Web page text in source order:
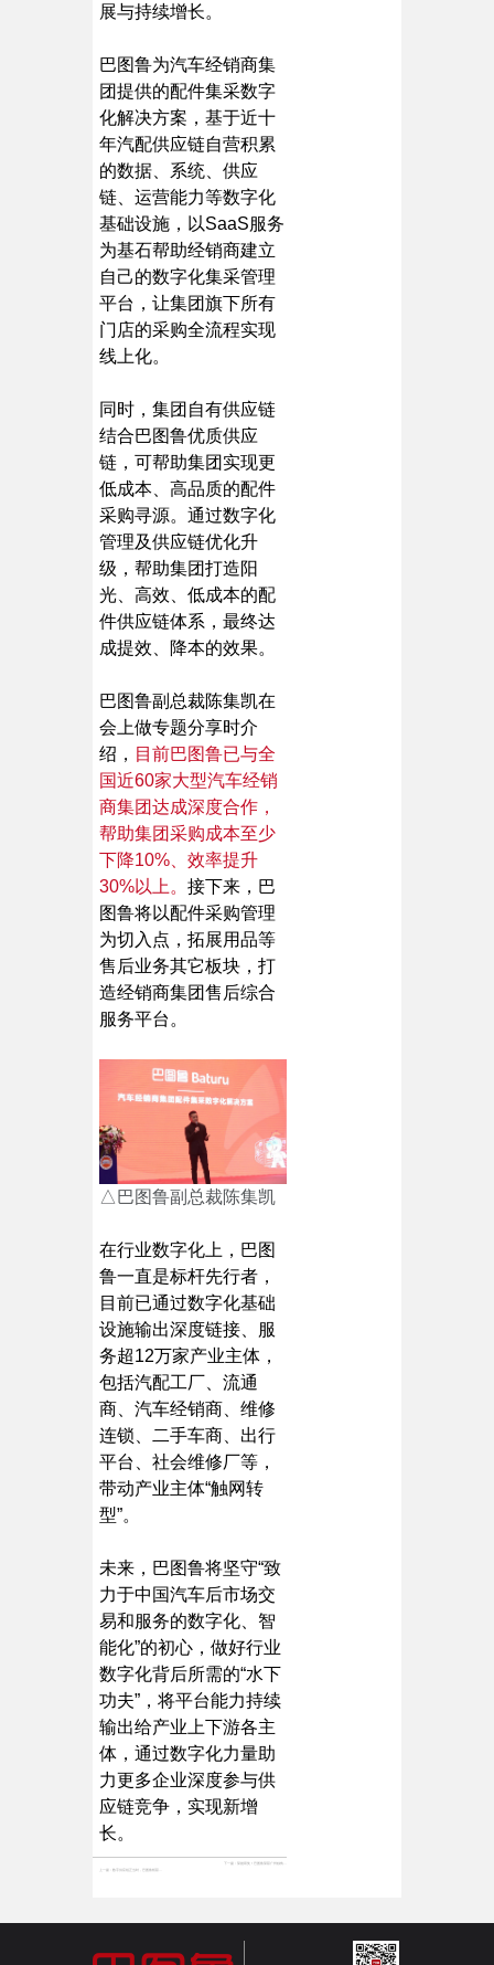
展与持续增长。
巴图鲁为汽车经销商集
团提供的配件集采数字
化解决方案，基于近十
年汽配供应链自营积累
的数据、系统、供应
链、运营能力等数字化
基础设施，以SaaS服务
为基石帮助经销商建立
自己的数字化集采管理
平台，让集团旗下所有
门店的采购全流程实现
线上化。
同时，集团自有供应链
结合巴图鲁优质供应
链，可帮助集团实现更
低成本、高品质的配件
采购寻源。通过数字化
管理及供应链优化升
级，帮助集团打造阳
光、高效、低成本的配
件供应链体系，最终达
成提效、降本的效果。
巴图鲁副总裁陈集凯在
会上做专题分享时介
绍， 目前巴图鲁已与全
国近60家大型汽车经销
商集团达成深度合作，
帮助集团采购成本至少
下降10%、效率提升
30%以上。接下来，巴
图鲁将以配件采购管理
为切入点，拓展用品等
售后业务其它板块，打
造经销商集团售后综合
服务平台。
△巴图鲁副总裁陈集凯
在行业数字化上，巴图
鲁一直是标杆先行者，
目前已通过数字化基础
设施输出深度链接、服
务超12万家产业主体，
包括汽配工厂、流通
商、汽车经销商、维修
连锁、二手车商、出行
平台、社会维修厂等，
带动产业主体“触网转
型”。
未来，巴图鲁将坚守“致
力于中国汽车后市场交
易和服务的数字化、智
能化”的初心，做好行业
数字化背后所需的“水下
功夫”，将平台能力持续
输出给产业上下游各主
体，通过数字化力量助
力更多企业深度参与供
应链竞争，实现新增
长。
上一篇：数字供应链正当时，巴图鲁斩获多项数字化大奖
下一篇： 荣揽双奖！巴图鲁荣获广州独角兽、广东省专精特新企业